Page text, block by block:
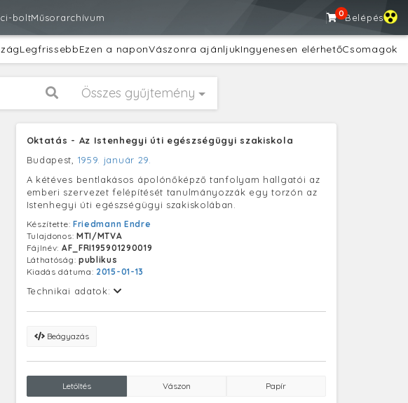
boltMűsorarchívum 0Belépés
LegfrissebbEzen a naponVászonra ajánljukIngyenesen elérhetőCsomagok
Összes gyűjtemény
Oktatás - Az Istenhegyi úti egészségügyi szakiskola
Budapest, 1959. január 29.
A kétéves bentlakásos ápolónőképző tanfolyam hallgatói az
emberi szervezet felépítését tanulmányozzák egy torzón az
Istenhegyi úti egészségügyi szakiskolában.
Készítette: Friedmann Endre
Tulajdonos: MTI/MTVA
Fájlnév: AF_FRI195901290019
Láthatóság: publikus
Kiadás dátuma: 2015-01-13
Technikai adatok:
Beágyazás
Letöltés Vászon Papír